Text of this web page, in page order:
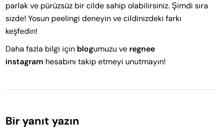
parlak ve pürüzsüz bir cilde sahip olabilirsiniz. Şimdi sıra
sizde! Yosun peelingi deneyin ve cildinizdeki farkı
keşfedin!
Daha fazla bilgi için blogumuzu ve regnee
instagram hesabını takip etmeyi unutmayın!
Bir yanıt yazın